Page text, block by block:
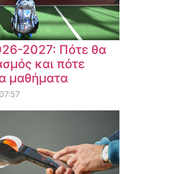
2027: Πότε θα
και πότε
μαθήματα